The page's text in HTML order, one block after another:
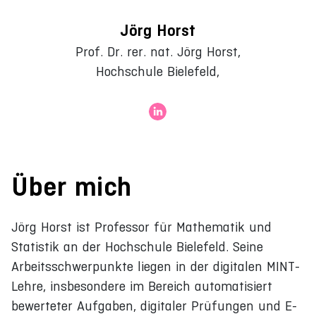
Jörg Horst
Prof. Dr. rer. nat. Jörg Horst,
Hochschule Bielefeld,
Über mich
Jörg Horst ist Professor für Mathematik und
Statistik an der Hochschule Bielefeld. Seine
Arbeitsschwerpunkte liegen in der digitalen MINT-
Lehre, insbesondere im Bereich automatisiert
bewerteter Aufgaben, digitaler Prüfungen und E-